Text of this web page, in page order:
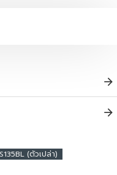
(ตัวเปล่า)